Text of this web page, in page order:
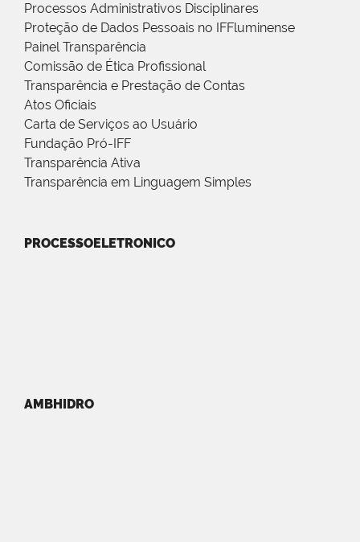
Processos Administrativos Disciplinares
Proteção de Dados Pessoais no IFFluminense
Painel Transparência
Comissão de Ética Profissional
Transparência e Prestação de Contas
Atos Oficiais
Carta de Serviços ao Usuário
Fundação Pró-IFF
Transparência Ativa
Transparência em Linguagem Simples
PROCESSOELETRONICO
AMBHIDRO